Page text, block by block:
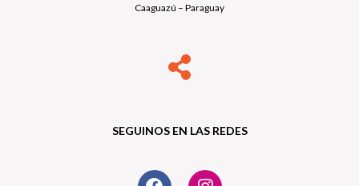
Caaguazú – Paraguay
SEGUINOS EN LAS REDES